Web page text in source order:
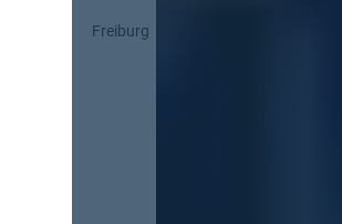
Freiburg